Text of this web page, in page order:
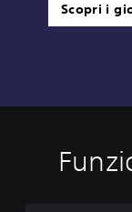
Scopri i
A
l